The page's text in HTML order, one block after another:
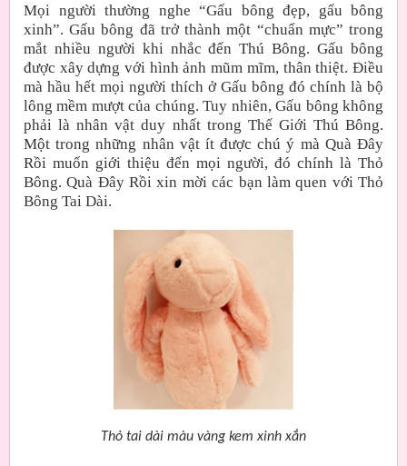
Mọi người thường nghe “Gấu bông đẹp, gấu bông
xinh”. Gấu bông đã trở thành một “chuẩn mực” trong
mắt nhiều người khi nhắc đến Thú Bông. Gấu bông
được xây dựng với hình ảnh mũm mĩm, thân thiệt. Điều
mà hầu hết mọi người thích ở Gấu bông đó chính là bộ
lông mềm mượt của chúng. Tuy nhiên, Gấu bông không
phải là nhân vật duy nhất trong Thế Giới Thú Bông.
Một trong những nhân vật ít được chú ý mà Quà Đây
Rồi muốn giới thiệu đến mọi người, đó chính là Thỏ
Bông. Quà Đây Rồi xin mời các bạn làm quen với Thỏ
Bông Tai Dài.
Thỏ tai dài màu vàng kem xinh xắn